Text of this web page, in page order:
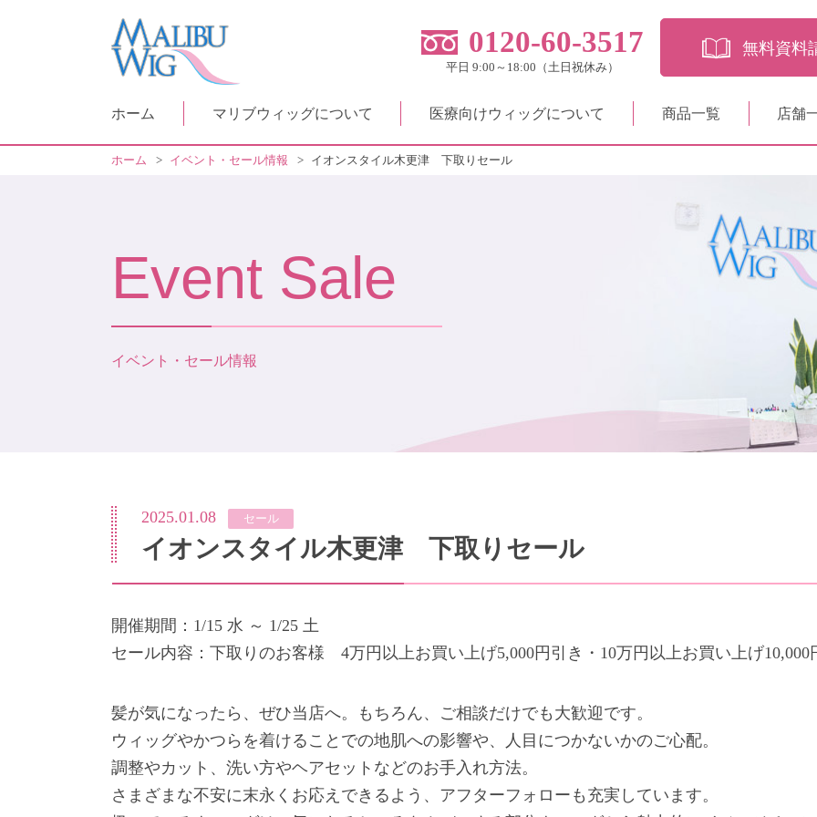
0120-60-3517
平日 9:00～18:00（土日祝休み）
無料資料
ホーム マリブウィッグについて 医療向けウィッグについて 商品一覧 店舗
ホーム > イベント・セール情報 > イオンスタイル木更津 下取りセール
Event Sale
イベント・セール情報
2025.01.08 セール
イオンスタイル木更津 下取りセール
開催期間：1/15 水 ～ 1/25 土
セール内容：下取りのお客様 4万円以上お買い上げ5,000円引き・10万円以上お買い上げ10,000
髪が気になったら、ぜひ当店へ。もちろん、ご相談だけでも大歓迎です。
ウィッグやかつらを着けることでの地肌への影響や、人目につかないかのご心配。
調整やカット、洗い方やヘアセットなどのお手入れ方法。
さまざまな不安に末永くお応えできるよう、アフターフォローも充実しています。